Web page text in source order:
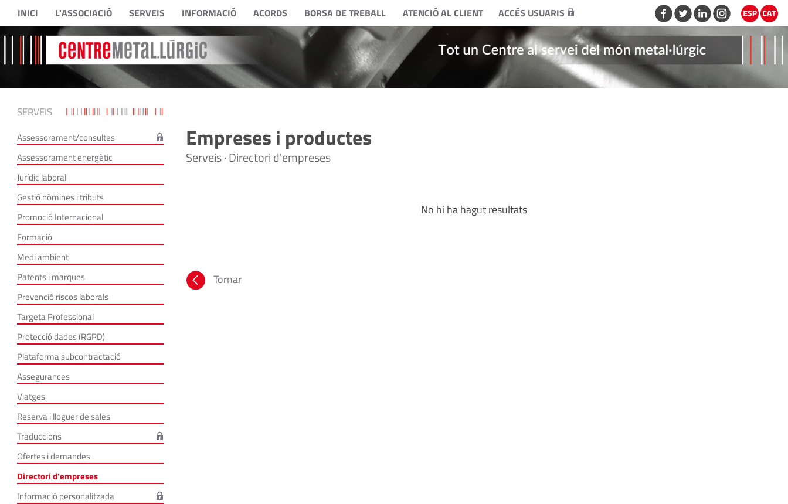
INICI L'ASSOCIACIÓ SERVEIS INFORMACIÓ ACORDS BORSA DE TREBALL ATENCIÓ AL CLIENT ACCÉS USUARIS
SERVEIS
Assessorament/consultes
Assessorament energètic
Jurídic laboral
Gestió nòmines i tributs
Promoció Internacional
Formació
Medi ambient
Patents i marques
Prevenció riscos laborals
Targeta Professional
Protecció dades (RGPD)
Plataforma subcontractació
Assegurances
Viatges
Reserva i lloguer de sales
Traduccions
Ofertes i demandes
Directori d'empreses
Informació personalitzada
Empreses i productes
Serveis · Directori d'empreses
No hi ha hagut resultats
Tornar